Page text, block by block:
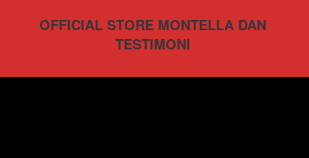
OFFICIAL STORE MONTELLA DAN
TESTIMONI